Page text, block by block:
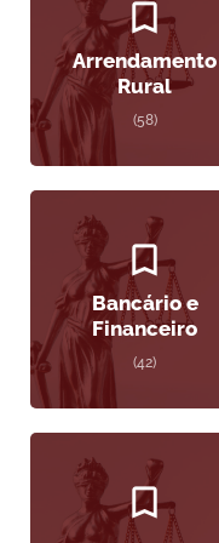
Arrendamento
Rural
(58)
Bancário e
Financeiro
(42)